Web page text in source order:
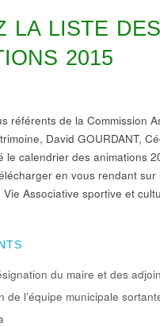
LA LISTE DES
2015
référents de la Commission
David GOURDANT,
le calendrier des animations
en vous rendant sur
Vie Associative sportive et
du maire et des
de l’équipe municipale